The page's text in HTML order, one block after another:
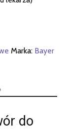
Marka: Bayer
do